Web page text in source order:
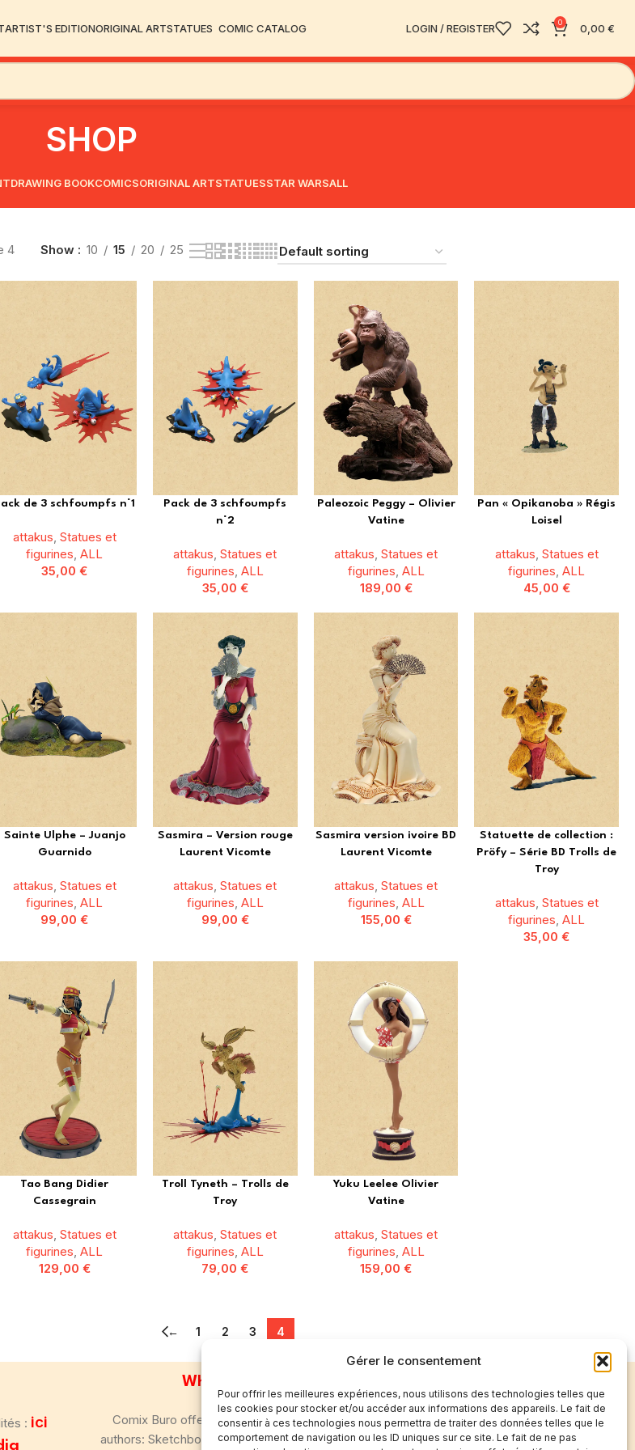
Gérer le consentement
Pour offrir les meilleures expériences, nous utilisons des technologies telles que
les cookies pour stocker et/ou accéder aux informations des appareils. Le fait de
consentir à ces technologies nous permettra de traiter des données telles que le
comportement de navigation ou les ID uniques sur ce site. Le fait de ne pas
ARTIST'S EDITIONORIGINAL ARTSTATUES COMIC CATALOG LOGIN / REGISTER 0 0,00 €
SHOP
DRAWING BOOKCOMICSORIGINAL ARTSTATUESSTAR WARSALL
4 Show 10 15 20 25
de 3 schfoumpfs n°1
attakus, Statues et
figurines,ALL
35,00€
Pack de 3 schfoumpfs
n°2
attakus,Statues et
figurines, ALL
35,00 €
Paleozoic Peggy – Olivier
Vatine
attakus,Statues et
figurines, ALL
189,00 €
Pan « Opikanoba » Régis
Loisel
attakus, Statues et
figurines,ALL
45,00 €
Sainte Ulphe – Juanjo
Guarnido
attakus, Statues et
figurines,ALL
99,00€
Sasmira – Version rouge
Laurent Vicomte
attakus,Statues et
figurines, ALL
99,00 €
Sasmira version ivoire BD
Laurent Vicomte
attakus,Statues et
figurines, ALL
155,00 €
Statuette de collection :
Pröfy – Série BD Trolls de
Troy
attakus, Statues et
figurines,ALL
35,00€
Tao Bang Didier
Cassegrain
attakus, Statues et
figurines,ALL
129,00 €
Troll Tyneth – Trolls de
Troy
attakus,Statues et
figurines, ALL
79,00€
Yuku Leelee Olivier
Vatine
attakus,Statues et
figurines, ALL
159,00€
← 1 2 3 4
: ici
Who we are
Comix Buro offers collections of talented
authors: Sketchbook, Drawing-Book, Posters,
Please send your PROJECTS via the form:
Projet-Edito-Comixburo-Contact